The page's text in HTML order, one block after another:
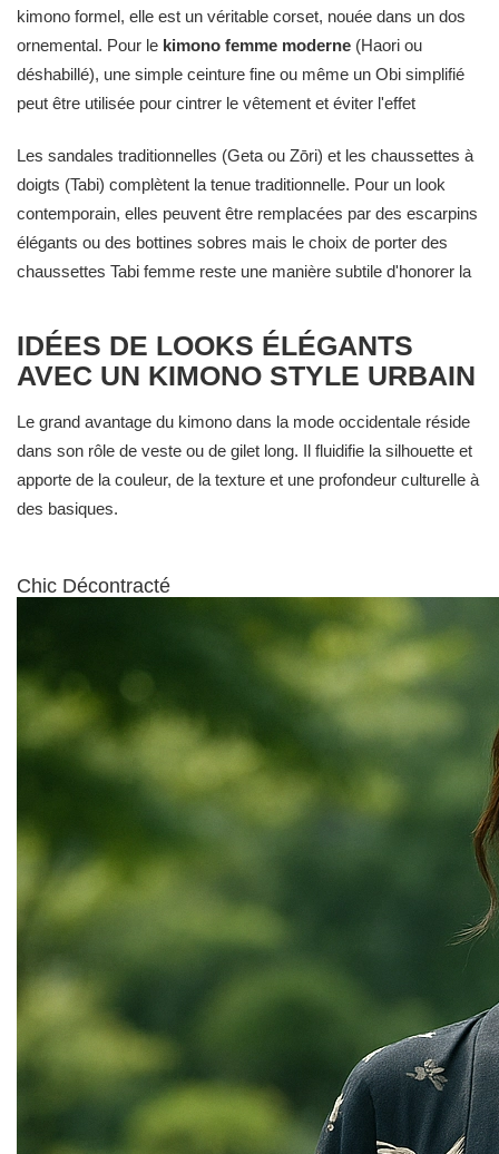
kimono formel, elle est un véritable corset, nouée dans un dos
ornemental. Pour le kimono femme moderne (Haori ou
déshabillé), une simple ceinture fine ou même un Obi simplifié
peut être utilisée pour cintrer le vêtement et éviter l'effet
ou texturé.
Les sandales traditionnelles (Geta ou Zōri) et les chaussettes à
doigts (Tabi) complètent la tenue traditionnelle. Pour un look
contemporain, elles peuvent être remplacées par des escarpins
élégants ou des bottines sobres mais le choix de porter des
chaussettes Tabi femme reste une manière subtile d'honorer la
IDÉES DE LOOKS ÉLÉGANTS
AVEC UN KIMONO STYLE URBAIN
Le grand avantage du kimono dans la mode occidentale réside
dans son rôle de veste ou de gilet long. Il fluidifie la silhouette et
apporte de la couleur, de la texture et une profondeur culturelle à
des basiques.
Chic Décontracté